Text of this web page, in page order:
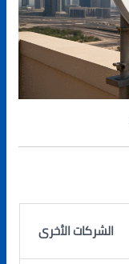
الشركات الأخرى